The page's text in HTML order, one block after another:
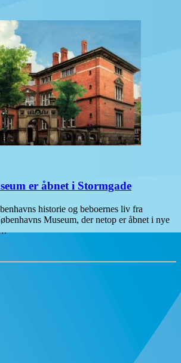
er åbnet i Stormgade
historie og beboernes liv fra
Museum, der netop er åbnet i nye